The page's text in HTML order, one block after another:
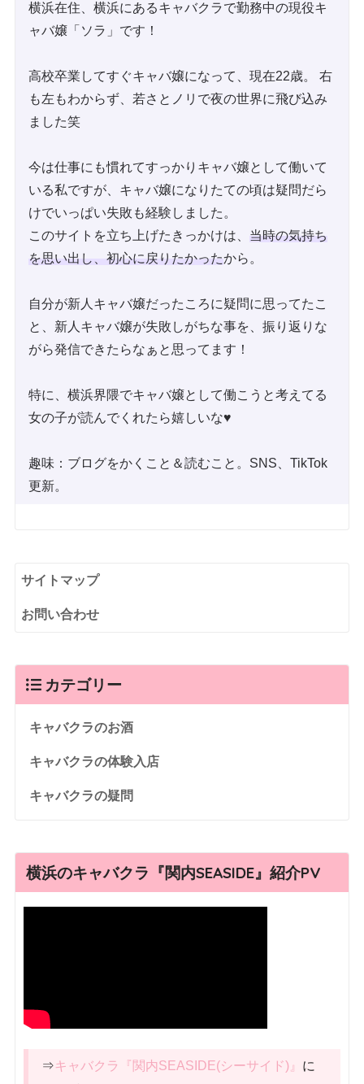
横浜在住、横浜にあるキャバクラで勤務中の現役キ
ャバ嬢「ソラ」です！
高校卒業してすぐキャバ嬢になって、現在22歳。 右
も左もわからず、若さとノリで夜の世界に飛び込み
ました笑
今は仕事にも慣れてすっかりキャバ嬢として働いて
いる私ですが、キャバ嬢になりたての頃は疑問だら
けでいっぱい失敗も経験しました。
このサイトを立ち上げたきっかけは、 当時の気持ち
を思い出し、初心に戻りたかったから。
自分が新人キャバ嬢だったころに疑問に思ってたこ
と、新人キャバ嬢が失敗しがちな事を、振り返りな
がら発信できたらなぁと思ってます！
特に、横浜界隈でキャバ嬢として働こうと考えてる
女の子が読んでくれたら嬉しいな♥
趣味：ブログをかくこと＆読むこと。SNS、TikTok
更新。
サイトマップ
お問い合わせ
カテゴリー
キャバクラのお酒
キャバクラの体験入店
キャバクラの疑問
横浜のキャバクラ『関内SEASIDE』紹介PV
⇒キャバクラ『関内SEASIDE(シーサイド)』 に